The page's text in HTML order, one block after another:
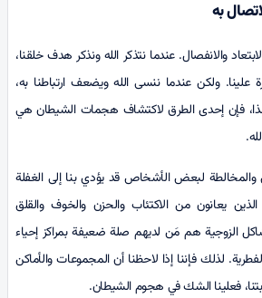
به
والانفصال. عندما نتذكر الله ونذكر هدف خلقنا،
ولكن عندما ننسى الله ويضعف ارتباطنا به،
فإن إحدى الطرق لاكتشاف هجمات الشيطان هي
والمخالطة لبعض الأشخاص قد يؤدي بنا إلى الغفلة
يعانون من الاكتئاب والحزن والخوف والقلق
الزوجية هم مَن لديهم صلة ضعيفة بمراكز إحياء
لذلك فإننا إذا لاحظنا أن المجموعات والأماكن
فعلينا الشك في هجوم الشيطان.